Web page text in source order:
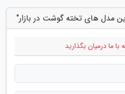
مدل های تخته گوشت در بازار"
با ما درمیان بگذارید